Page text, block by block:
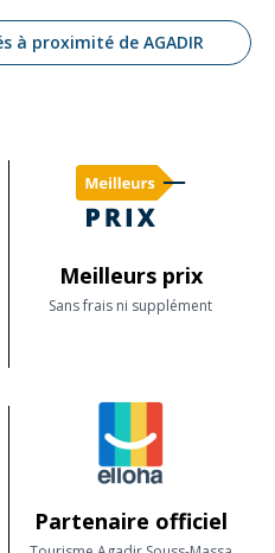
à proximité de AGADIR
Meilleurs prix
Sans frais ni supplément
Partenaire officiel